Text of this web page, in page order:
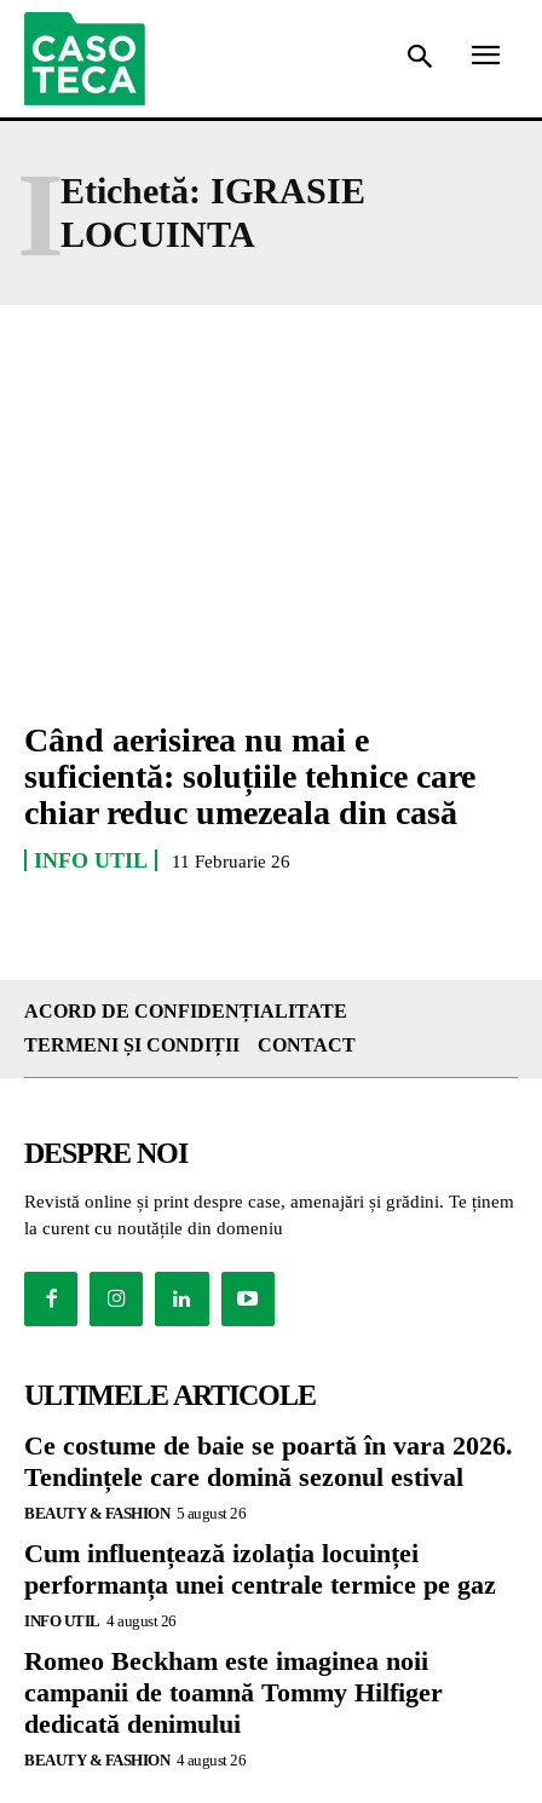
Etichetă: IGRASIE
LOCUINTA
I
Când aerisirea nu mai e
suficientă: soluțiile tehnice care
chiar reduc umezeala din casă
INFO UTIL 11 Februarie 26
ACORD DE CONFIDENȚIALITATE
TERMENI ȘI CONDIȚII
CONTACT
DESPRE NOI
Revistă online și print despre case, amenajări și grădini. Te ținem
la curent cu noutățile din domeniu
ULTIMELE ARTICOLE
Ce costume de baie se poartă în vara 2026.
Tendințele care domină sezonul estival
BEAUTY & FASHION 5 august 26
Cum influențează izolația locuinței
performanța unei centrale termice pe gaz
INFO UTIL 4 august 26
Romeo Beckham este imaginea noii
campanii de toamnă Tommy Hilfiger
dedicată denimului
BEAUTY & FASHION 4 august 26